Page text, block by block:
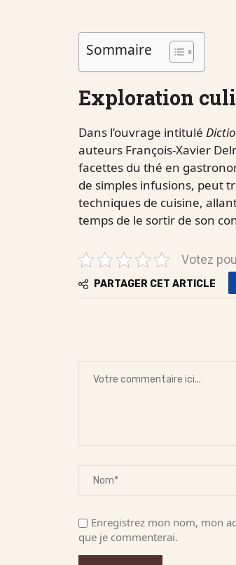
Sommaire
Exploration
Dans l’ouvrage intitulé
auteurs François-Xavier
facettes du thé en
de simples infusions, peut
techniques de cuisine,
temps de le sortir de son
Votez
PARTAGER CET ARTICLE
Enregistrez mon nom, mon
que je commenterai.